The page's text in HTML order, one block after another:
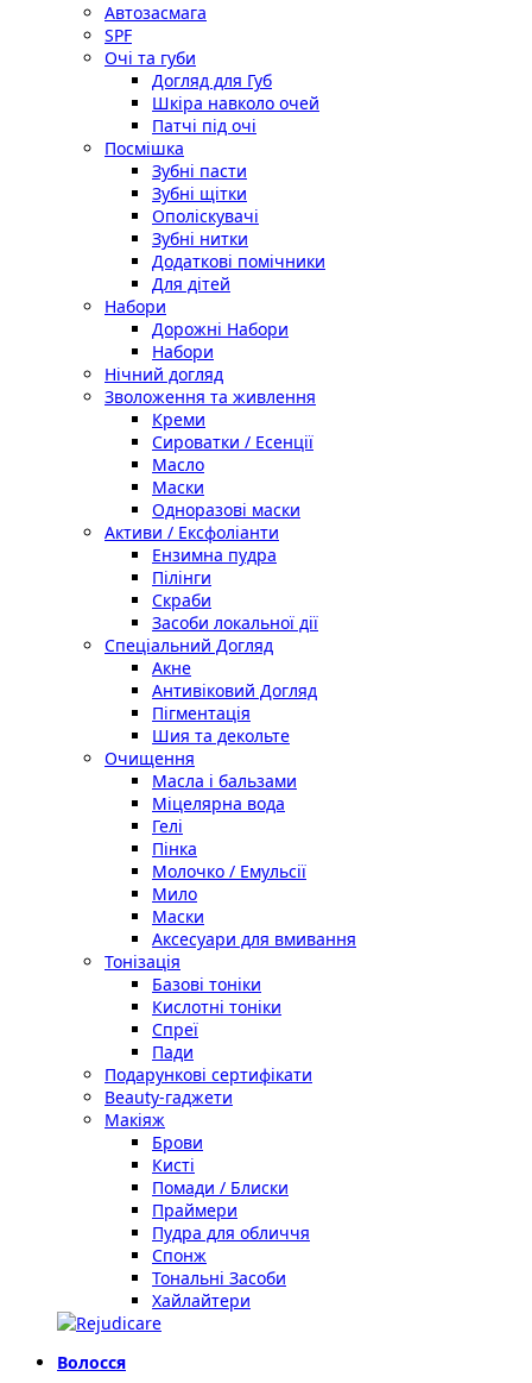
Автозасмага
SPF
Очі та губи
Догляд для Губ
Шкіра навколо очей
Патчі під очі
Посмішка
Зубні пасти
Зубні щітки
Ополіскувачі
Зубні нитки
Додаткові помічники
Для дітей
Набори
Дорожні Набори
Набори
Нічний догляд
Зволоження та живлення
Креми
Сироватки / Есенції
Масло
Маски
Одноразові маски
Активи / Ексфоліанти
Ензимна пудра
Пілінги
Скраби
Засоби локальної дії
Спеціальний Догляд
Акне
Антивіковий Догляд
Пігментація
Шия та декольте
Очищення
Масла і бальзами
Міцелярна вода
Гелі
Пінка
Молочко / Емульсії
Мило
Маски
Аксесуари для вмивання
Тонізація
Базові тоніки
Кислотні тоніки
Спреї
Пади
Подарункові сертифікати
Beauty-гаджети
Макіяж
Брови
Кисті
Помади / Блиски
Праймери
Пудра для обличчя
Спонж
Тональні Засоби
Хайлайтери
Волосся